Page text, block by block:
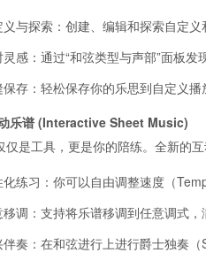
义与探索：创建、编辑和探索自定
灵感：通过“和弦类型与声部”面板
保存：轻松保存你的乐思到自定义播
乐谱 (Interactive Sheet Music)
是工具，更是你的陪练。全新的
化练习：你可以自由调整速度（
调：支持将乐谱移调到任意调式，
伴奏：在和弦进行上进行爵士独奏（